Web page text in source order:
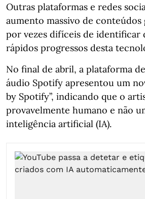
Outras plataformas e redes
aumento massivo de conteúdos
por vezes difíceis de identificar
rápidos progressos desta
No final de abril, a plataforma de
áudio Spotify apresentou um
by Spotify”, indicando que o
provavelmente humano e não
inteligência artificial (IA).